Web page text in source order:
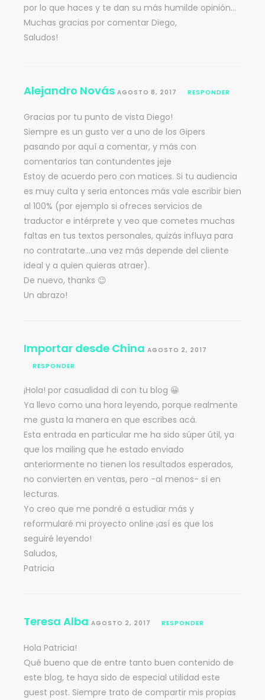
por lo que haces y te dan su más humilde opinión…
Muchas gracias por comentar Diego,
Saludos!
Alejandro Novás AGOSTO 8, 2017 RESPONDER
Gracias por tu punto de vista Diego!
Siempre es un gusto ver a uno de los Gipers
pasando por aquí a comentar, y más con
comentarios tan contundentes jeje
Estoy de acuerdo pero con matices. Si tu audiencia
es muy culta y seria entonces más vale escribir bien
al 100% (por ejemplo si ofreces servicios de
traductor e intérprete y veo que cometes muchas
faltas en tus textos personales, quizás influya para
no contratarte…una vez más depende del cliente
ideal y a quien quieras atraer).
De nuevo, thanks 😉
Un abrazo!
Importar desde China AGOSTO 2, 2017
RESPONDER
¡Hola! por casualidad di con tu blog 😀
Ya llevo como una hora leyendo, porque realmente
me gusta la manera en que escribes acá.
Esta entrada en particular me ha sido súper útil, ya
que los mailing que he estado enviado
anteriormente no tienen los resultados esperados,
no convierten en ventas, pero -al menos- sí en
lecturas.
Yo creo que me pondré a estudiar más y
reformularé mi proyecto online ¡así es que los
seguiré leyendo!
Saludos,
Patricia
Teresa Alba AGOSTO 2, 2017 RESPONDER
Hola Patricia!
Qué bueno que de entre tanto buen contenido de
este blog, te haya sido de especial utilidad este
guest post. Siempre trato de compartir mis propias